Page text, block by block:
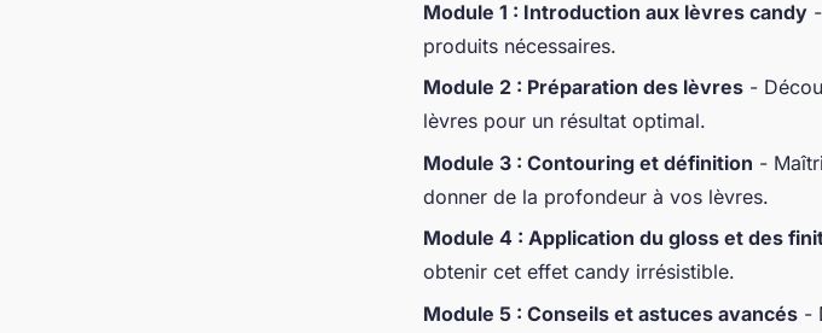
Module 1 : Introduction aux lèvres candy
produits nécessaires.
Module 2 : Préparation des lèvres -
lèvres pour un résultat optimal.
Module 3 : Contouring et définition -
donner de la profondeur à vos lèvres.
Module 4 : Application du gloss et des
obtenir cet effet candy irrésistible.
Module 5 : Conseils et astuces avancés -